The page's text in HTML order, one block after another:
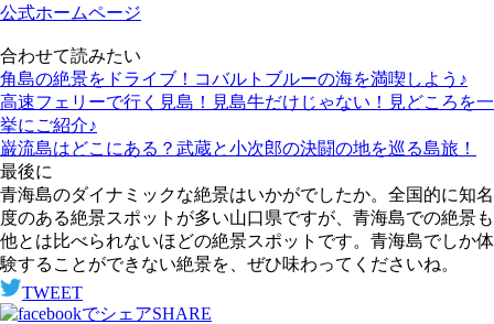
公式ホームページ
合わせて読みたい
角島の絶景をドライブ！コバルトブルーの海を満喫しよう♪
高速フェリーで行く見島！見島牛だけじゃない！見どころを一
挙にご紹介♪
巌流島はどこにある？武蔵と小次郎の決闘の地を巡る島旅！
最後に
青海島のダイナミックな絶景はいかがでしたか。全国的に知名
度のある絶景スポットが多い山口県ですが、青海島での絶景も
他とは比べられないほどの絶景スポットです。青海島でしか体
験することができない絶景を、ぜひ味わってくださいね。
TWEET
SHARE